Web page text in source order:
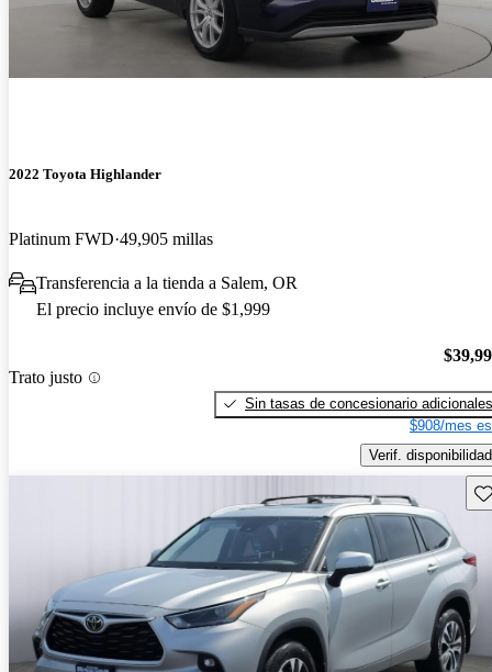
2022 Toyota Highlander
Platinum FWD 49,905 millas
Transferencia a la tienda a Salem, OR
El precio incluye envío de $1,999
Trato justo
Sin tasas de concesionario adicionales
$908/mes
Verif. disponibilidad